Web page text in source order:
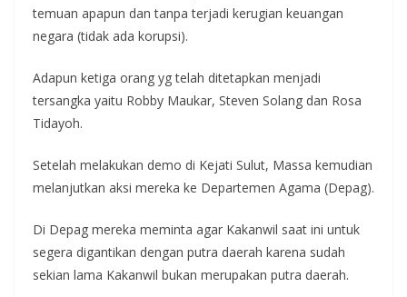
temuan apapun dan tanpa terjadi kerugian keuangan
negara (tidak ada korupsi).
Adapun ketiga orang yg telah ditetapkan menjadi
tersangka yaitu Robby Maukar, Steven Solang dan Rosa
Tidayoh.
Setelah melakukan demo di Kejati Sulut, Massa kemudian
melanjutkan aksi mereka ke Departemen Agama (Depag).
Di Depag mereka meminta agar Kakanwil saat ini untuk
segera digantikan dengan putra daerah karena sudah
sekian lama Kakanwil bukan merupakan putra daerah.